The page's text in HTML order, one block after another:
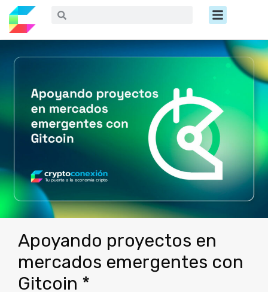
contenido
Buscar Menú
Apoyando proyectos en
mercados emergentes con
Gitcoin *